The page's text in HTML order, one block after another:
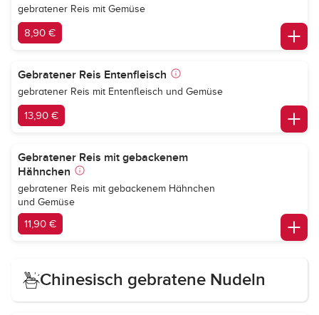
gebratener Reis mit Gemüse
8,90 €
Gebratener Reis Entenfleisch
gebratener Reis mit Entenfleisch und Gemüse
13,90 €
Gebratener Reis mit gebackenem
Hähnchen
gebratener Reis mit gebackenem Hähnchen
und Gemüse
11,90 €
Chinesisch gebratene Nudeln